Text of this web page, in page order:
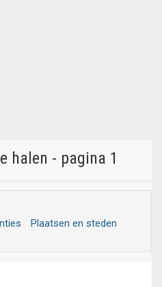
halen - pagina 1
Plaatsen en steden